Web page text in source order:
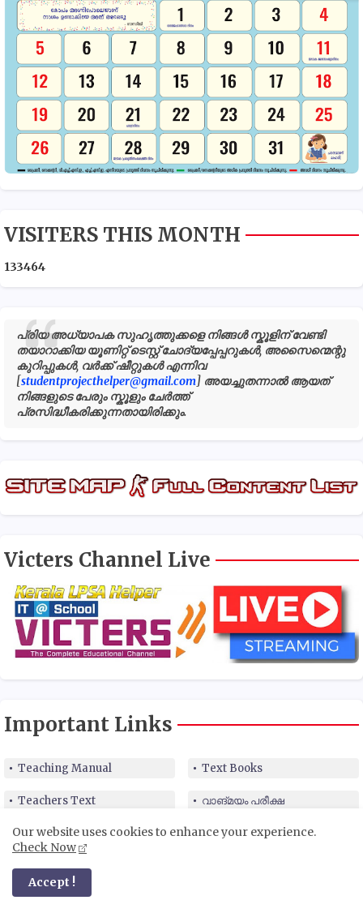
VISITERS THIS MONTH
133464
പ്രിയ അധ്യാപക സുഹൃത്തുക്കളെ നിങ്ങൾ സ്കൂളിന് വേണ്ടി
തയാറാക്കിയ യൂണിറ്റ് ടെസ്റ്റ് ചോദ്യപ്പേപ്പറുകൾ, അസൈന്മെന്റു
കുറിപ്പുകൾ, വർക്ക് ഷീറ്റുകൾ എന്നിവ
[studentprojecthelper@gmail.com] അയച്ചുതന്നാൽ ആയത്
നിങ്ങളുടെ പേരും സ്കൂളും ചേർത്ത്
പ്രസിദ്ധീകരിക്കുന്നതായിരിക്കും.
Victers Channel Live
Important Links
Teaching Manual Text Books
Teachers Text വാങ്മയം പരീക്ഷ
NAS Model Exam Aksharamuttam Quiz
Our website uses cookies to enhance your experience.
Check Now
Accept !